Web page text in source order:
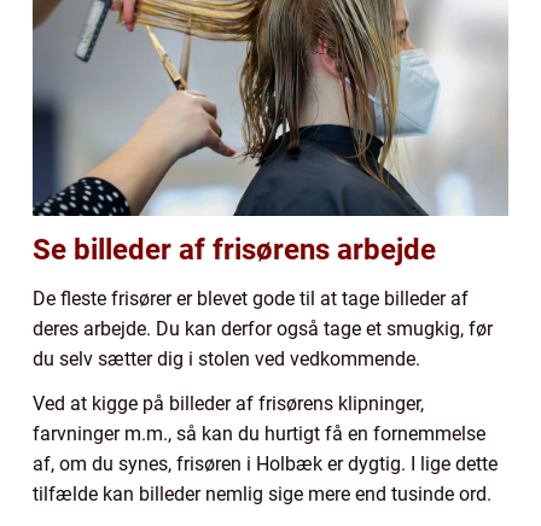
Se billeder af frisørens arbejde
De fleste frisører er blevet gode til at tage billeder af
deres arbejde. Du kan derfor også tage et smugkig, før
du selv sætter dig i stolen ved vedkommende.
Ved at kigge på billeder af frisørens klipninger,
farvninger m.m., så kan du hurtigt få en fornemmelse
af, om du synes, frisøren i Holbæk er dygtig. I lige dette
tilfælde kan billeder nemlig sige mere end tusinde ord.